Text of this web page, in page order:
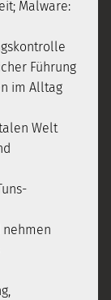
Malware:
Führung
im Alltag
Welt
nehmen